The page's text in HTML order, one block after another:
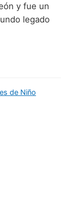
y fue un
legado
de Niño